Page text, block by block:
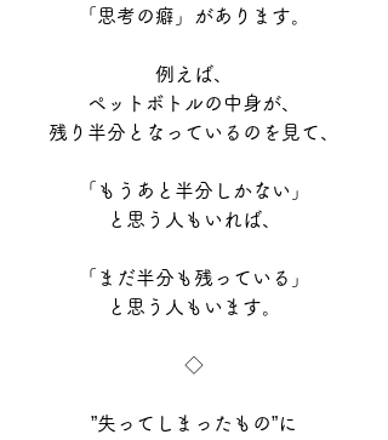
「思考の癖」があります。
例えば、
ペットボトルの中身が、
残り半分となっているのを見て、
「もうあと半分しかない」
と思う人もいれば、
「まだ半分も残っている」
と思う人もいます。
◇
”失ってしまったもの”に